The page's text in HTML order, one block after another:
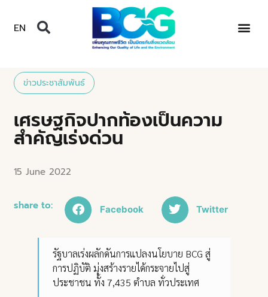
EN
ข่าวประชาสัมพันธ์
เศรษฐกิจปากท้องเป็นความ
สำคัญเร่งด่วน
15 June 2022
share to: Facebook Twitter
รัฐบาลเร่งผลักดันการแปลงนโยบาย BCG สู่
การปฏิบัติ มุ่งสร้างรายได้กระจายไปสู่
ประชาชน ทั้ง 7,435 ตำบล ทั่วประเทศ